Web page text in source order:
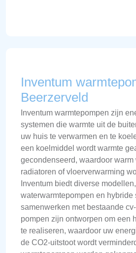
Inventum
Beerzerveld
Inventum warmtepompen zijn
systemen die warmte uit de
uw huis te verwarmen en te
een koelmiddel wordt warmte
gecondenseerd, waardoor warm
radiatoren of vloerverwarming
Inventum biedt diverse
waterwarmtepompen en hybride
samenwerken met bestaande
pompen zijn ontworpen om een
te realiseren, waardoor uw
de CO2-uitstoot wordt